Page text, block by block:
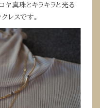
真珠とキラキラと光る
レスです。